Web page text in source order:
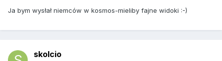
Ja bym wysłał niemców w kosmos-mieliby fajne widoki :-)
skolcio